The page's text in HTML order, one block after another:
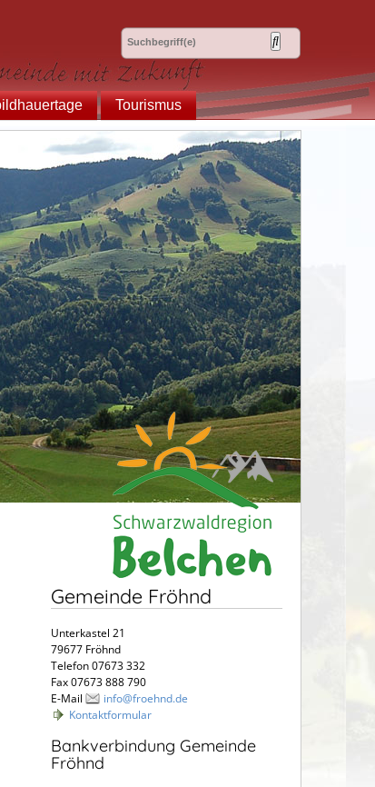
Tourismus
Gemeinde Fröhnd
Unterkastel 21
79677 Fröhnd
Telefon 07673 332
Fax 07673 888 790
E-Mail
info@froehnd.de
Kontaktformular
Bankverbindung Gemeinde
Fröhnd